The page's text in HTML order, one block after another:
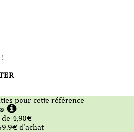
!
pour cette référence
4,90€
€ d’achat